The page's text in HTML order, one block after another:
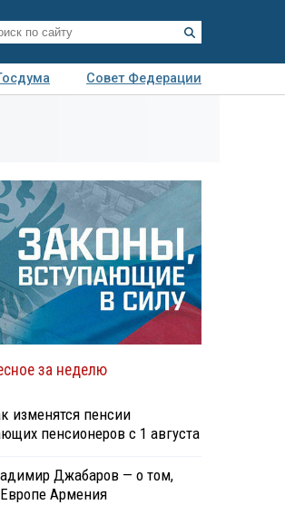
Совет Федерации
за неделю
изменятся пенсии
пенсионеров с 1 августа
Джабаров — о том,
Армения